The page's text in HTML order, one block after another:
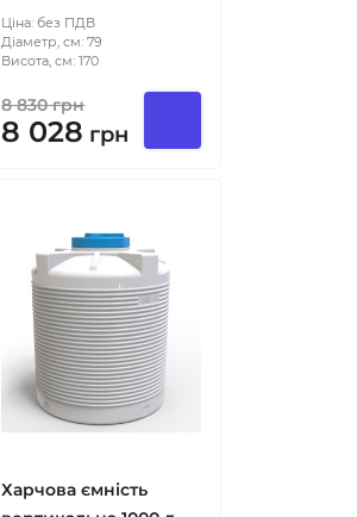
Ціна: без ПДВ
Діаметр, см: 79
Висота, см: 170
8 830грн
8 028 грн
Харчова ємність